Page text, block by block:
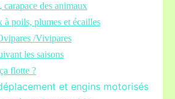
carapace des animaux
à poils, plumes et écailles
/Vivipares
les saisons
flotte ?
et engins motorisés